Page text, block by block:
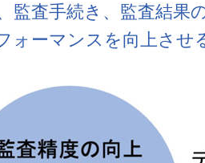
査手続き、監査結果
ォーマンスを向上させ